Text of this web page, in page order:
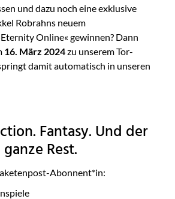
und dazu noch eine exklusive
Robrahns neuem
Online« gewinnen? Dann
16. März 2024zu unserem Tor-
damit automatisch in unseren
Fantasy. Und der
ganze Rest.
Abonnent*in: